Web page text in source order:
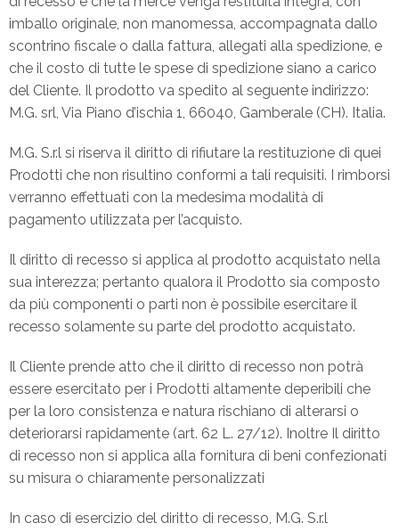
imballo originale, non manomessa, accompagnata dallo
scontrino fiscale o dalla fattura, allegati alla spedizione, e
che il costo di tutte le spese di spedizione siano a carico
del Cliente. Il prodotto va spedito al seguente indirizzo:
M.G. srl, Via Piano d’ischia 1, 66040, Gamberale (CH). Italia.
M.G. S.r.l si riserva il diritto di rifiutare la restituzione di quei
Prodotti che non risultino conformi a tali requisiti. I rimborsi
verranno effettuati con la medesima modalità di
pagamento utilizzata per l’acquisto.
Il diritto di recesso si applica al prodotto acquistato nella
sua interezza; pertanto qualora il Prodotto sia composto
da più componenti o parti non è possibile esercitare il
recesso solamente su parte del prodotto acquistato.
Il Cliente prende atto che il diritto di recesso non potrà
essere esercitato per i Prodotti altamente deperibili che
per la loro consistenza e natura rischiano di alterarsi o
deteriorarsi rapidamente (art. 62 L. 27/12). Inoltre Il diritto
di recesso non si applica alla fornitura di beni confezionati
su misura o chiaramente personalizzati
In caso di esercizio del diritto di recesso, M.G. S.r.l